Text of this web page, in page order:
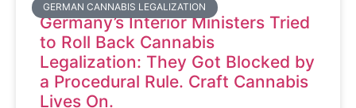
GERMAN CANNABIS LEGALIZATION
Germany’s Interior Ministers Tried
to Roll Back Cannabis
Legalization: They Got Blocked by
a Procedural Rule. Craft Cannabis
Lives On.